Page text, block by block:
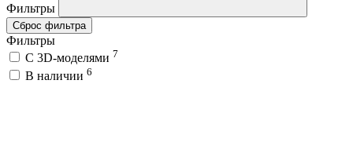
Фильтры
Сброс фильтра
Фильтры
C 3D-моделями 7
В наличии 6